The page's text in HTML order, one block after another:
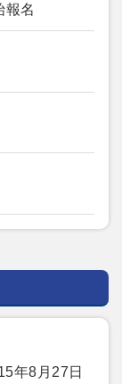
報名
年8月27日